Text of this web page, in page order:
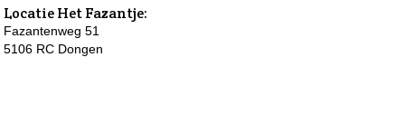
LocatieHet Fazantje:
Fazantenweg 51
5106 RC Dongen